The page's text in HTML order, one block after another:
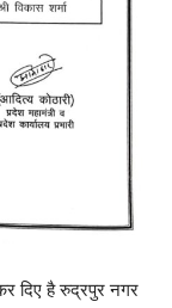
दिए है रुद्रपुर नगर